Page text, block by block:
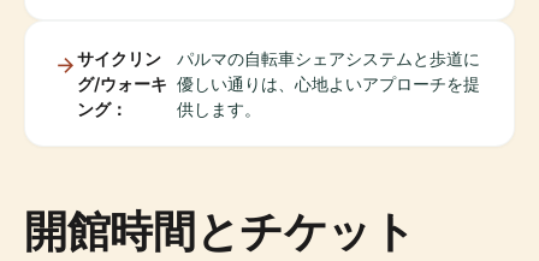
サイクリン
グ/ウォーキ
ング：
パルマの自転車シェアシステムと歩道に
優しい通りは、心地よいアプローチを提
供します。
開館時間とチケット